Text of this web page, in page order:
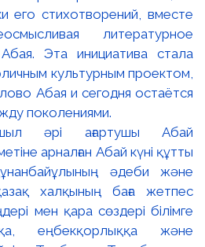
его стихотворений, вместе
литературное
Эта инициатива стала
культурным проектом,
Абая и сегодня остаётся
поколениями.